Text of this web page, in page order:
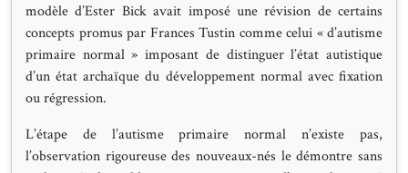
modèle d’Ester Bick avait imposé une révision de certains
concepts promus par Frances Tustin comme celui « d’autisme
primaire normal » imposant de distinguer l’état autistique
d’un état archaïque du développement normal avec fixation
ou régression.
L’étape de l’autisme primaire normal n’existe pas,
l’observation rigoureuse des nouveaux-nés le démontre sans